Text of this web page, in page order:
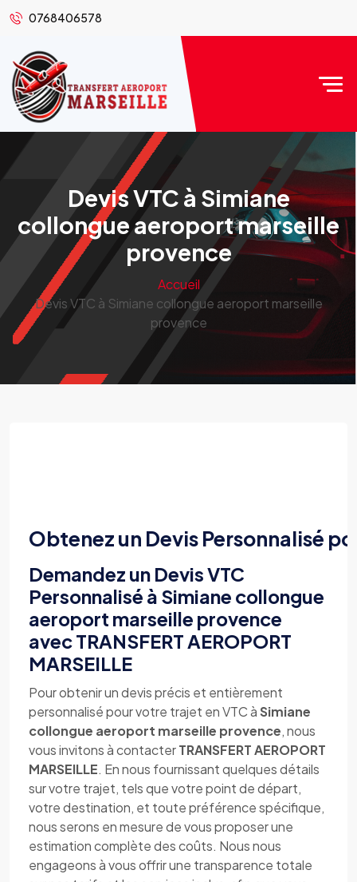
0768406578
Devis VTC à Simiane
collongue aeroport marseille
provence
Accueil
Devis VTC à Simiane collongue aeroport marseille
provence
Obtenez un Devis Personnalisé
Demandez un Devis VTC
Personnalisé à Simiane collongue
aeroport marseille provence
avec TRANSFERT AEROPORT
MARSEILLE
Pour obtenir un devis précis et entièrement
personnalisé pour votre trajet en VTC àSimiane
collongue aeroport marseille provence, nous
vous invitons à contacterTRANSFERT AEROPORT
MARSEILLE. En nous fournissant quelques détails
sur votre trajet, tels que votre point de départ,
votre destination, et toute préférence spécifique,
nous serons en mesure de vous proposer une
estimation complète des coûts. Nous nous
engageons à vous offrir une transparence totale